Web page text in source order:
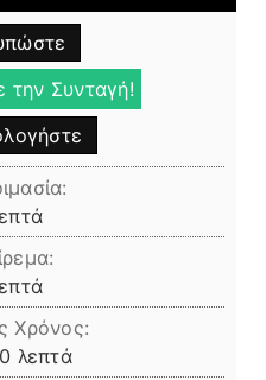
την Συνταγή!
Χρόνος:
λεπτά
λεπτά